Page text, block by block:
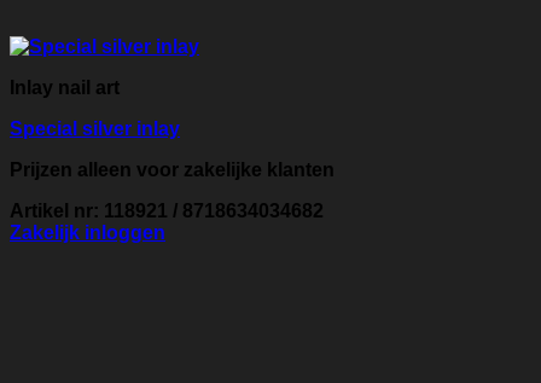
Inlay nail art
Special silver inlay
Prijzen alleen voor zakelijke klanten
Artikel nr: 118921 / 8718634034682
Zakelijk inloggen